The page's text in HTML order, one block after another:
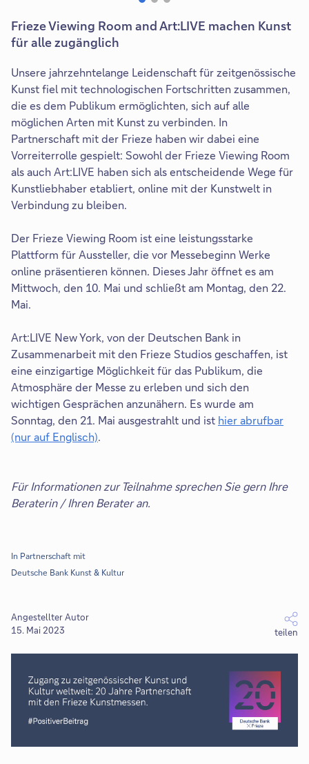
Frieze Viewing Room and Art:LIVE machen Kunst
für alle zugänglich
Unsere jahrzehntelange Leidenschaft für zeitgenössische
Kunst fiel mit technologischen Fortschritten zusammen,
die es dem Publikum ermöglichten, sich auf alle
möglichen Arten mit Kunst zu verbinden. In
Partnerschaft mit der Frieze haben wir dabei eine
Vorreiterrolle gespielt: Sowohl der Frieze Viewing Room
als auch Art:LIVE haben sich als entscheidende Wege für
Kunstliebhaber etabliert, online mit der Kunstwelt in
Verbindung zu bleiben.
Der Frieze Viewing Room ist eine leistungsstarke
Plattform für Aussteller, die vor Messebeginn Werke
online präsentieren können. Dieses Jahr öffnet es am
Mittwoch, den 10. Mai und schließt am Montag, den 22.
Mai.
Art:LIVE New York, von der Deutschen Bank in
Zusammenarbeit mit den Frieze Studios geschaffen, ist
eine einzigartige Möglichkeit für das Publikum, die
Atmosphäre der Messe zu erleben und sich den
wichtigen Gesprächen anzunähern. Es wurde am
Sonntag, den 21. Mai ausgestrahlt und ist hier abrufbar
(nur auf Englisch).
Für Informationen zur Teilnahme sprechen Sie gern Ihre
Beraterin / Ihren Berater an.
In Partnerschaft mit
Deutsche Bank Kunst & Kultur
Angestellter Autor
15. Mai 2023
teilen